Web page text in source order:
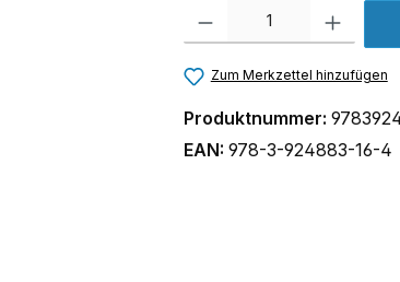
Produkt Anzahl: Gib den
Zum Merkzettel hinzufügen
Produktnummer:
EAN: 978-3-924883-16-4